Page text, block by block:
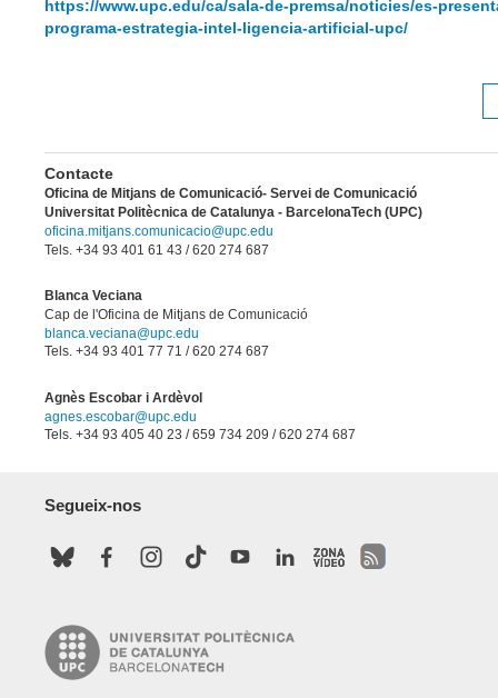
https://www.upc.edu/ca/sala-de-premsa/noticies/es-
programa-estrategia-intel-ligencia-artificial-upc/
Contacte
Oficina de Mitjans de Comunicació- Servei de Comunicació
Universitat Politècnica de Catalunya - BarcelonaTech (UPC)
oficina.mitjans.comunicacio@upc.edu
Tels. +34 93 401 61 43 / 620 274 687
Blanca Veciana
Cap de l'Oficina de Mitjans de Comunicació
blanca.veciana@upc.edu
Tels. +34 93 401 77 71 / 620 274 687
Agnès Escobar i Ardèvol
agnes.escobar@upc.edu
Tels. +34 93 405 40 23 / 659 734 209 / 620 274 687
Segueix-nos